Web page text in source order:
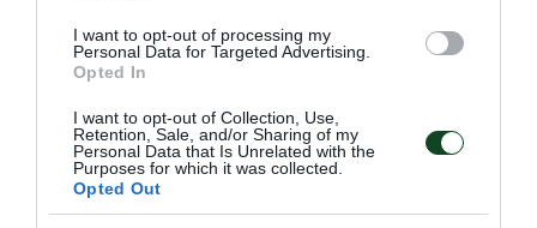
I want to opt-out of processing my
Personal Data for Targeted Advertising.
Opted In
I want to opt-out of Collection, Use,
Retention, Sale, and/or Sharing of my
Personal Data that Is Unrelated with the
Purposes for which it was collected.
Opted Out